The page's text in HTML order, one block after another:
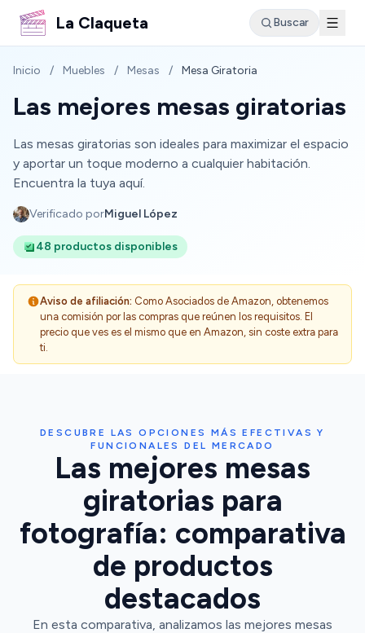
La Claqueta Buscar
Inicio / Muebles / Mesas / Mesa Giratoria
Las mejores mesas giratorias
Las mesas giratorias son ideales para maximizar el espacio
y aportar un toque moderno a cualquier habitación.
Encuentra la tuya aquí.
Verificado porMiguel López
48 productos disponibles
Aviso de afiliación: Como Asociados de Amazon, obtenemos
una comisión por las compras que reúnen los requisitos. El
precio que ves es el mismo que en Amazon, sin coste extra para
ti.
DESCUBRE LAS OPCIONES MÁS EFECTIVAS Y
FUNCIONALES DEL MERCADO
Las mejores mesas
giratorias para
fotografía: comparativa
de productos
destacados
En esta comparativa, analizamos las mejores mesas